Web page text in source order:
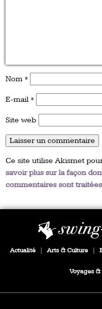
Nom *
E-mail *
Site web
Ce site utilise Akismet
savoir plus sur la façon
commentaires sont traitées
Actualité Arts & Culture
Voyages &